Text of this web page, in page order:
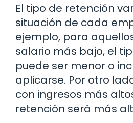
El tipo de retención
situación de cada
ejemplo, para
salario más bajo, el
puede ser menor o
aplicarse. Por otro
con ingresos más
retención será más